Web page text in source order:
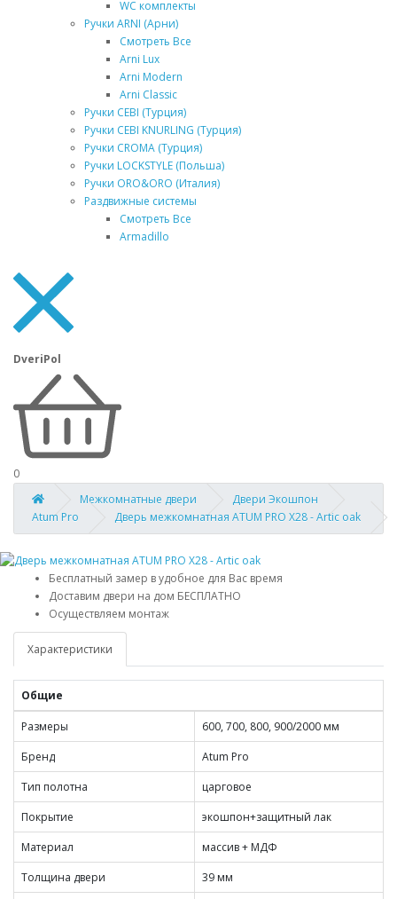
WC комплекты
Ручки ARNI (Арни)
Смотреть Все
Arni Lux
Arni Modern
Arni Classic
Ручки CEBI (Турция)
Ручки CEBI KNURLING (Турция)
Ручки CROMA (Турция)
Ручки LOCKSTYLE (Польша)
Ручки ORO&ORO (Италия)
Раздвижные системы
Смотреть Все
Armadillo
DveriPol
0
Межкомнатные двери
Двери Экошпон
Atum Pro
Дверь межкомнатная ATUM PRO Х28 - Artic oak
Бесплатный замер в удобное для Вас время
Доставим двери на дом БЕСПЛАТНО
Осуществляем монтаж
Характеристики
Общие
Размеры
600, 700, 800, 900/2000 мм
Бренд
Atum Pro
Тип полотна
царговое
Покрытие
экошпон+защитный лак
Материал
массив + МДФ
Толщина двери
39 мм